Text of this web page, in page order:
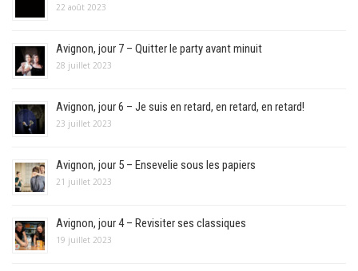
22 août 2023
Avignon, jour 7 – Quitter le party avant minuit
28 juillet 2023
Avignon, jour 6 – Je suis en retard, en retard, en retard!
23 juillet 2023
Avignon, jour 5 – Ensevelie sous les papiers
21 juillet 2023
Avignon, jour 4 – Revisiter ses classiques
19 juillet 2023